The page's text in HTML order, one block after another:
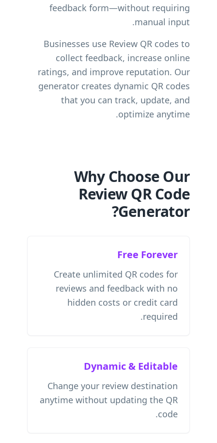
feedback form—without requiring
manual input.
Businesses use Review QR codes to
collect feedback, increase online
ratings, and improve reputation. Our
generator creates dynamic QR codes
that you can track, update, and
optimize anytime.
Why Choose Our
Review QR Code
Generator?
Free Forever
Create unlimited QR codes for
reviews and feedback with no
hidden costs or credit card
required.
Dynamic & Editable
Change your review destination
anytime without updating the QR
code.